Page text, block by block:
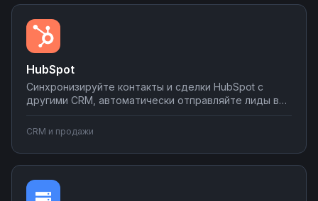
HubSpot
Синхронизируйте контакты и сделки HubSpot с
другими CRM, автоматически отправляйте лиды в
в планировщиках при изменении статуса сделки.
Настраивайте двусторонний обмен данными без
программирования на платформе Nodul.
CRM и продажи